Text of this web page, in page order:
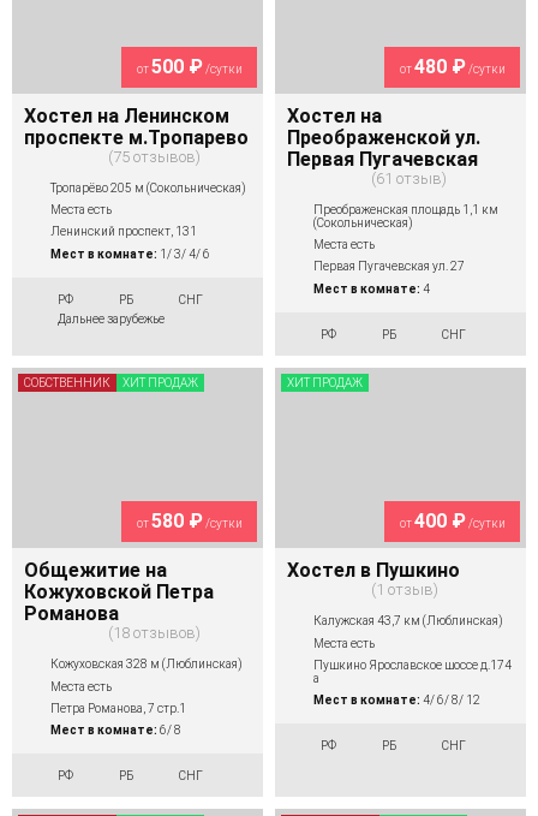
от500 ₽/сутки
Хостел на Ленинском
проспекте м.Тропарево
75 отзывов
Тропарёво 205 м (Сокольническая)
Места есть
Ленинский проспект, 131
Мест в комнате: 1/ 3/ 4/ 6
РФ РБ
СНГ
Дальнее зарубежье
от480 ₽/сутки
Хостел на
Преображенской ул.
Первая Пугачевская
61 отзыв
Преображенская площадь 1,1 км
(Сокольническая)
Места есть
Первая Пугачевская ул. 27
Мест в комнате: 4
РФ РБ СНГ
от580 ₽/сутки
Общежитие на
Кожуховской Петра
Романова
18 отзывов
Кожуховская 328 м (Люблинская)
Места есть
Петра Романова, 7 стр.1
Мест в комнате: 6/ 8
РФ РБ СНГ
СОБСТВЕННИК ХИТ ПРОДАЖ
от400 ₽/сутки
Хостел в Пушкино
1 отзыв
Калужская 43,7 км (Люблинская)
Места есть
Пушкино Ярославское шоссе д.174
а
Мест в комнате: 4/ 6/ 8/ 12
РФ РБ СНГ
ХИТ ПРОДАЖ